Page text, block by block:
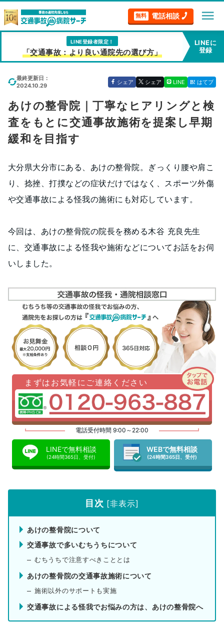
無料 電話相談 menu
LINE登録者限定！
「交通事故：より良い通院先の選び方」
LINEに
登録
最終更新日：
2024.10.29
シェア シェア LINE はてブ
あけの整骨院｜丁寧なヒアリングと検
査をもとに交通事故施術を提案し早期
緩和を目指す
大分県大分市にある、あけの整骨院。ぎっくり腰や肩こ
り、捻挫、打撲などの症状だけではなく、スポーツ外傷
や交通事故による怪我の施術にも対応しています。
今回は、あけの整骨院の院長を務める木谷 充良先生
に、交通事故による怪我や施術などについてお話をお伺
いしました。
まずはお気軽にご連絡ください
電話受付時間 9:00～22:00
LINEで無料相談
(24時間365日、受付)
WEBで無料相談
(24時間365日、受付)
目次 [非表示]
あけの整骨院について
交通事故で多いむちうちについて
むちうちで注意すべきこととは
あけの整骨院の交通事故施術について
施術以外のサポートも実施
交通事故による怪我でお悩みの方は、あけの整骨院へ